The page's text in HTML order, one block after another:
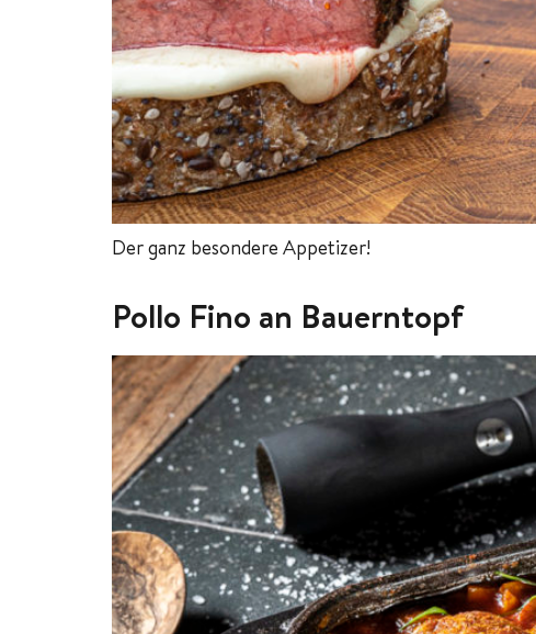
Der ganz besondere Appetizer!
Pollo Fino an Bauerntopf